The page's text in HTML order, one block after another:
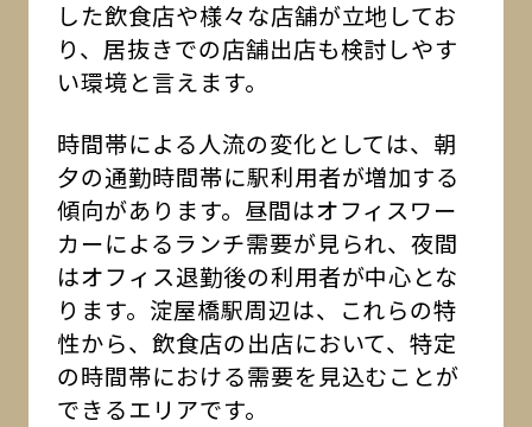
した飲食店や様々な店舗が立地してお
り、居抜きでの店舗出店も検討しやす
い環境と言えます。
時間帯による人流の変化としては、朝
夕の通勤時間帯に駅利用者が増加する
傾向があります。昼間はオフィスワー
カーによるランチ需要が見られ、夜間
はオフィス退勤後の利用者が中心とな
ります。淀屋橋駅周辺は、これらの特
性から、飲食店の出店において、特定
の時間帯における需要を見込むことが
できるエリアです。